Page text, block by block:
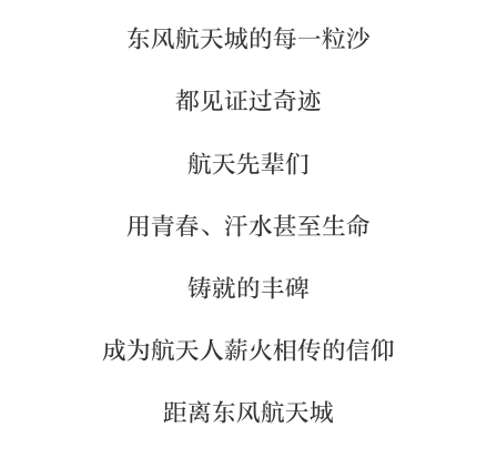
东风航天城的每一粒沙
都见证过奇迹
航天先辈们
用青春、汗水甚至生命
铸就的丰碑
成为航天人薪火相传的信仰
距离东风航天城